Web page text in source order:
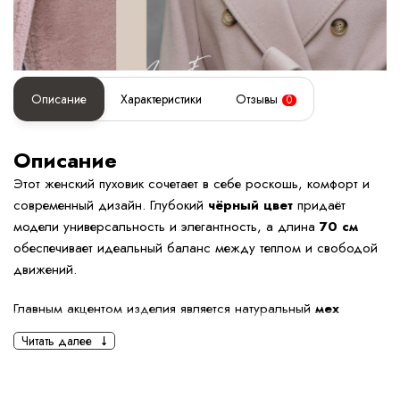
Описание Характеристики Отзывы 0
Описание
Этот женский пуховик сочетает в себе роскошь, комфорт и
современный дизайн. Глубокий чёрный цвет придаёт
модели универсальность и элегантность, а длина 70 см
обеспечивает идеальный баланс между теплом и свободой
движений.
Главным акцентом изделия является натуральный мех
песца, выполненный в насыщенном чёрном оттенке, что
делает образ особенно выразительным и статусным. Мех
Читать далее